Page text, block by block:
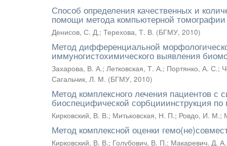
Способ определения качественных и
помощи метода компьютерной томографии
Денисов, С. Д.; Терехова, Т. В. (БГМУ, 2010)
Метод дифференциальной
иммуногистохимического выявления
Захарова, В. А.; Летковская, Т. А.; Портянко, А. С.;
Сагальчик, Л. М. (БГМУ, 2010)
Метод комплексного лечения пациентов с
биоспецифической сорбцииинструкция
Кирковский, В. В.; Митьковская, Н. П.; Ровдо, И. М.;
Метод комплексной оценки
Кирковский, В. В.; Голубович, В. П.; Макаревич, Д. А.